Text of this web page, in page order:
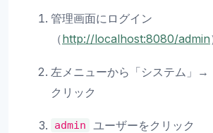
管理画面にログイン
（http://localhost:8080/admin
左メニューから「システム」→
クリック
admin ユーザーをクリック